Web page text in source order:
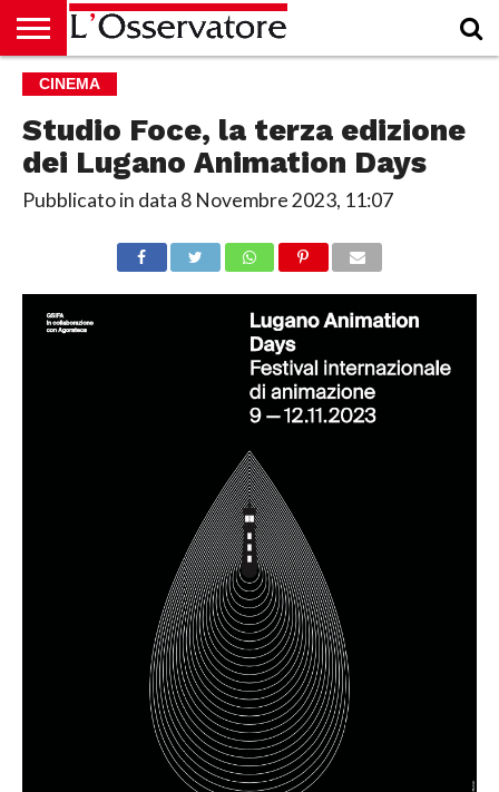
HOME
CULTURA
ECONOMIA
RUBRICHE
ARCHIVIO
PODCAST
ABBONAMENTO
CHI
ACCEDI
CINEMA
Studio Foce, la terza edizione
dei Lugano Animation Days
Pubblicato in data 8 Novembre 2023, 11:07